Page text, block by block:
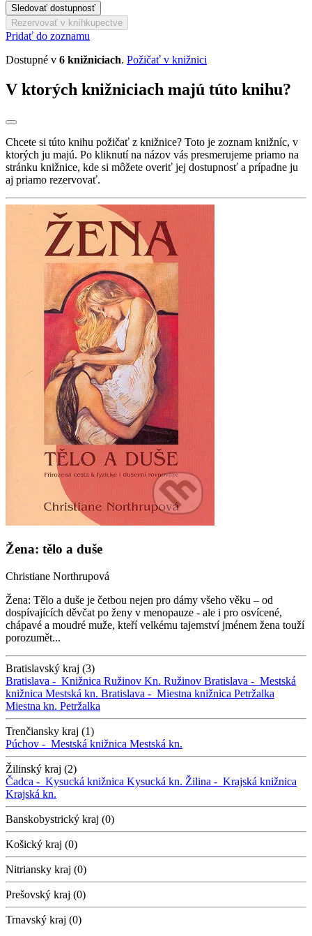
Sledovať dostupnosť
Rezervovať v kníhkupectve
Pridať do zoznamu
Dostupné v 6 knižniciach. Požičať v knižnici
V ktorých knižniciach majú túto knihu?
Chcete si túto knihu požičať z knižnice? Toto je zoznam knižníc, v
ktorých ju majú. Po kliknutí na názov vás presmerujeme priamo na
stránku knižnice, kde si môžete overiť jej dostupnosť a prípadne ju
aj priamo rezervovať.
Žena: tělo a duše
Christiane Northrupová
Žena: Tělo a duše je četbou nejen pro dámy všeho věku – od
dospívajících děvčat po ženy v menopauze - ale i pro osvícené,
chápavé a moudré muže, kteří velkému tajemství jménem žena touží
porozumět...
Bratislavský kraj (3)
Bratislava - Knižnica Ružinov Kn. Ružinov Bratislava - Mestská
knižnica Mestská kn. Bratislava - Miestna knižnica Petržalka
Miestna kn. Petržalka
Trenčiansky kraj (1)
Púchov - Mestská knižnica Mestská kn.
Žilinský kraj (2)
Čadca - Kysucká knižnica Kysucká kn. Žilina - Krajská knižnica
Krajská kn.
Banskobystrický kraj (0)
Košický kraj (0)
Nitriansky kraj (0)
Prešovský kraj (0)
Trnavský kraj (0)